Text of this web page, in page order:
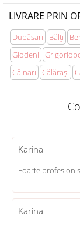
LIVRARE PRIN
Dubăsari Bălţi
Glodeni
Căinari
Călăraşi
Karina
Foarte
Karina